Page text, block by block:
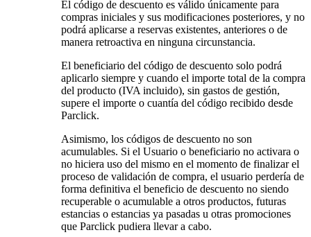
El código de descuento es válido únicamente para
compras iniciales y sus modificaciones posteriores, y no
podrá aplicarse a reservas existentes, anteriores o de
manera retroactiva en ninguna circunstancia.
El beneficiario del código de descuento solo podrá
aplicarlo siempre y cuando el importe total de la compra
del producto (IVA incluido), sin gastos de gestión,
supere el importe o cuantía del código recibido desde
Parclick.
Asimismo, los códigos de descuento no son
acumulables. Si el Usuario o beneficiario no activara o
no hiciera uso del mismo en el momento de finalizar el
proceso de validación de compra, el usuario perdería de
forma definitiva el beneficio de descuento no siendo
recuperable o acumulable a otros productos, futuras
estancias o estancias ya pasadas u otras promociones
que Parclick pudiera llevar a cabo.